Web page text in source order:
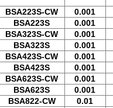
BSA223S-CW
0.001
BSA223S
0.001
BSA323S-CW
0.001
BSA323S
0.001
BSA423S-CW
0.001
BSA423S
0.001
BSA623S-CW
0.001
BSA623S
0.001
BSA822-CW
0.01